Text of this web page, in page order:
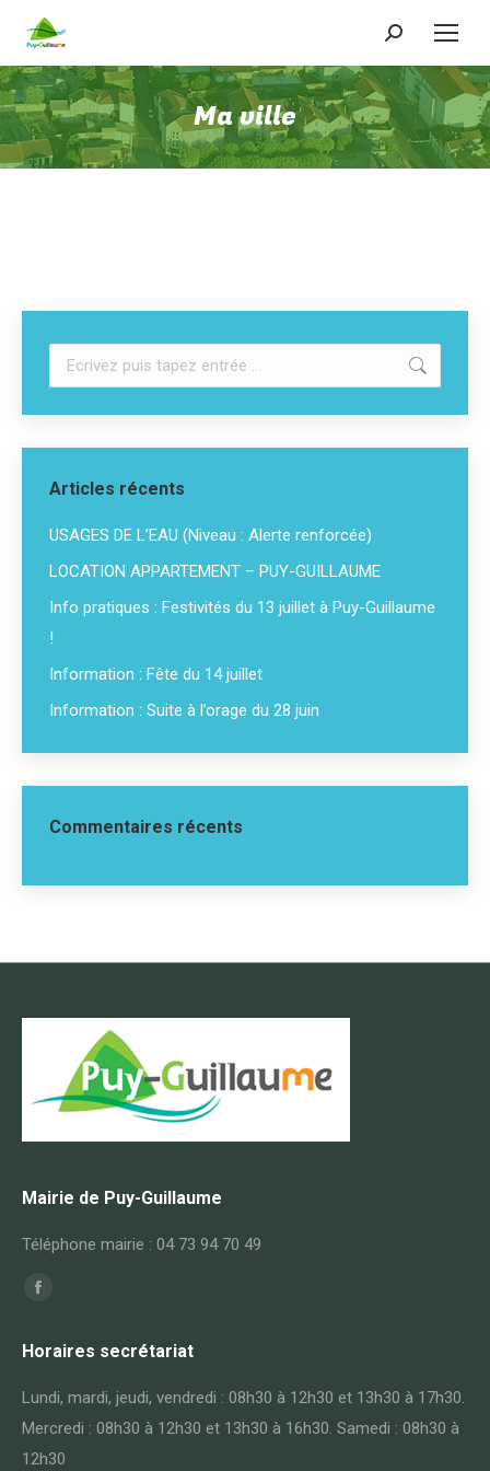
Recherche
:
Ma ville
Recherche
:
Articles récents
USAGES DE L’EAU (Niveau : Alerte renforcée)
LOCATION APPARTEMENT – PUY-GUILLAUME
Info pratiques : Festivités du 13 juillet à Puy-Guillaume
!
Information : Fête du 14 juillet
Information : Suite à l’orage du 28 juin
Commentaires récents
Mairie de Puy-Guillaume
Téléphone mairie : 04 73 94 70 49
Trouvez nous sur :
Facebook
opens
Horaires secrétariat
Lundi, mardi, jeudi, vendredi : 08h30 à 12h30 et 13h30 à 17h30.
Mercredi : 08h30 à 12h30 et 13h30 à 16h30. Samedi : 08h30 à
12h30